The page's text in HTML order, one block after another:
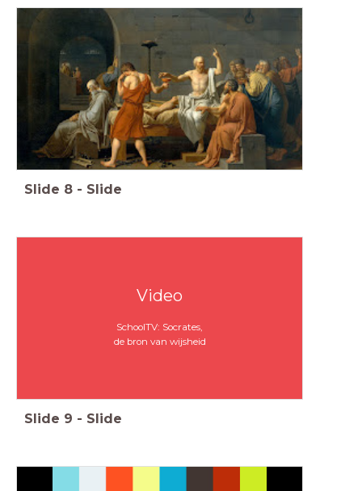
Slide 8 - Slide
Video
SchoolTV: Socrates,
de bron van wijsheid
Slide 9 - Slide